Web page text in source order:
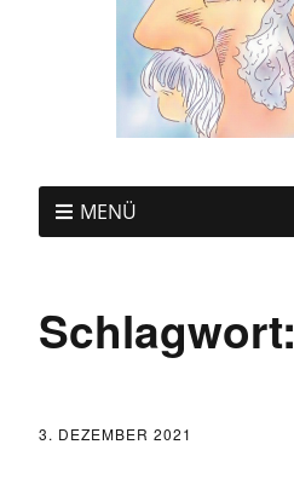
MENÜ
Schlagwort:
3. DEZEMBER 2021